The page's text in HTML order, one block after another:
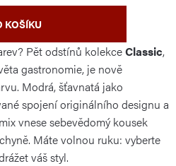
KOŠÍKU
Pět odstínů kolekceClassic,
gastronomie, je nově
Modrá, šťavnatá jako
spojení originálního designu a
vnese sebevědomý kousek
Máte volnou ruku: vyberte
váš styl.